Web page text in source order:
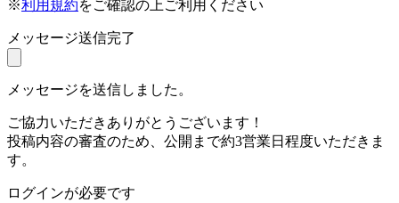
※利用規約をご確認の上ご利用ください
メッセージ送信完了
メッセージを送信しました。
ご協力いただきありがとうございます！
投稿内容の審査のため、公開まで約3営業日程度いただきま
す。
ログインが必要です